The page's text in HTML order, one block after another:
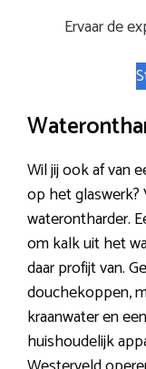
Ervaar de
Wil jij ook af van
op het
waterontharder.
om kalk uit het
daar profijt van.
douchekoppen,
kraanwater en
huishoudelijk